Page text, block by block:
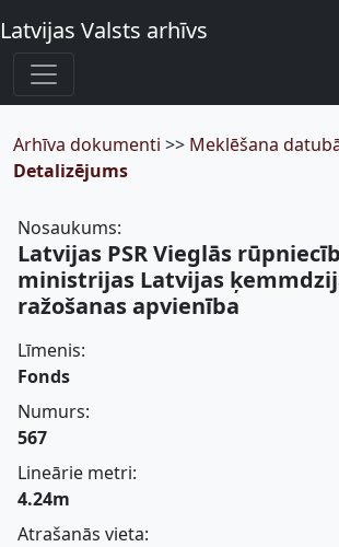
Latvijas Valsts arhīvs
Arhīva dokumenti >> Meklēšana
Detalizējums
Nosaukums:
Latvijas PSR Vieglās
ministrijas Latvijas
ražošanas apvienība
Līmenis:
Fonds
Numurs:
567
Lineārie metri:
4.24m
Atrašanās vieta: